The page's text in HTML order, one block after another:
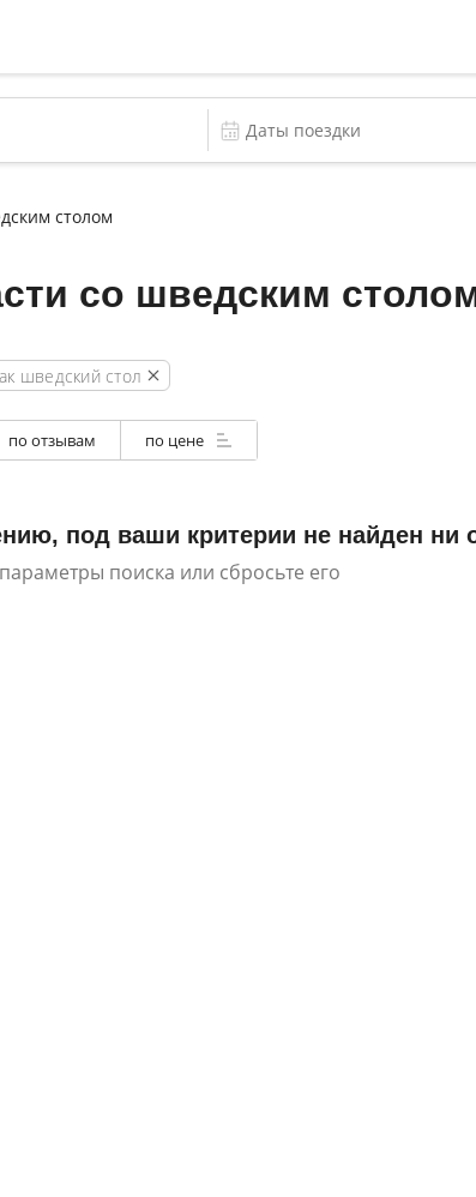
столом
со шведским
шведский стол
по отзывам по цене
под ваши критерии не найден ни
поиска или сбросьте его